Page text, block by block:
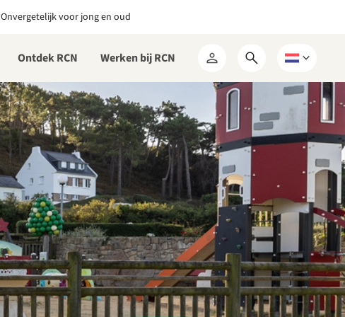
Onvergetelijk voor jong en oud
Ontdek RCN Werken bij RCN
Mijn
RCN
Open
zoekformulier
Kies
een
taal